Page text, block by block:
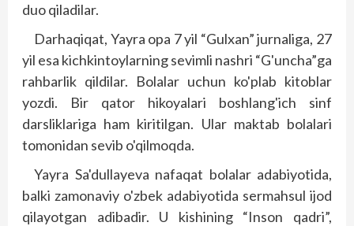
duo qiladilar.
Darhaqiqat, Yayra opa 7 yil “Gulxan” jurnaliga, 27
yil esa kichkintoylarning sevimli nashri “G'uncha”ga
rahbarlik qildilar. Bolalar uchun ko'plab kitoblar
yozdi. Bir qator hikoyalari boshlang'ich sinf
darsliklariga ham kiritilgan. Ular maktab bolalari
tomonidan sevib o'qilmoqda.
Yayra Sa'dullayeva nafaqat bolalar adabiyotida,
balki zamonaviy o'zbek adabiyotida sermahsul ijod
qilayotgan adibadir. U kishining “Inson qadri”,